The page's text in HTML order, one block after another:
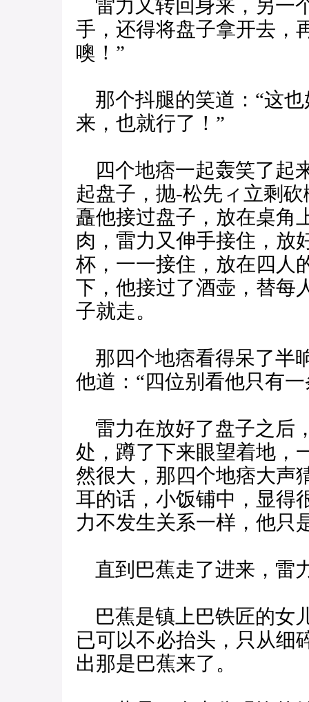
雷力又转回身来，另一
手，还得将盘子拿开去，
噢！”
那个抖腿的笑道：“这
来，也就行了！”
四个地痞一起轰笑了起
起盘子，抛-松先ィ立剩
矗他接过盘子，放在桌角
肉，雷力又伸手接住，放
杯，一一接住，放在四人
下，他接过了酒壶，替每
子就走。
那四个地痞看得呆了半
他道：“四位别看他只有
雷力在放好了盘子之后
处，蹲了下来眼望着地，
然很大，那四个地痞大声
耳的话，小饭铺中，显得
力不发生关系一样，他只
直到巴蕉走了进来，雷
巴蕉是镇上巴铁匠的女
已可以不必抬头，只从细
出那是巴蕉来了。